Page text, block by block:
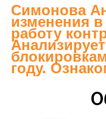
Симонова
изменения
работу
году.